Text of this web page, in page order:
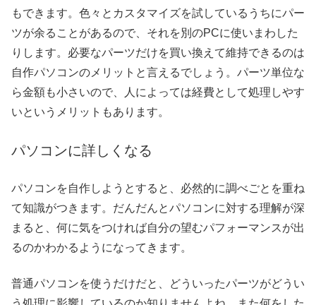
もできます。色々とカスタマイズを試しているうちにパー
ツが余ることがあるので、それを別のPCに使いまわした
りします。必要なパーツだけを買い換えて維持できるのは
自作パソコンのメリットと言えるでしょう。パーツ単位な
ら金額も小さいので、人によっては経費として処理しやす
いというメリットもあります。
パソコンに詳しくなる
パソコンを自作しようとすると、必然的に調べごとを重ね
て知識がつきます。だんだんとパソコンに対する理解が深
まると、何に気をつければ自分の望むパフォーマンスが出
るのかわかるようになってきます。
普通パソコンを使うだけだと、どういったパーツがどうい